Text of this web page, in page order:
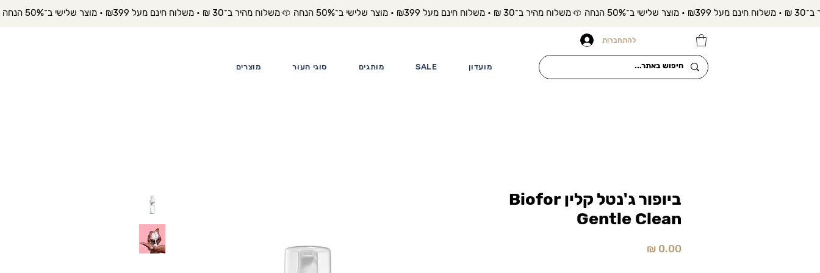
משלוח מהיר ב־30 ₪ • משלוח חינם מעל ₪399 • מוצר שלישי ב־50% הנחה
מוצרים סוגי העור מותגים SALE מועדון
להתחברות
ביופור ג'נטל קלין Biofor
Gentle Clean